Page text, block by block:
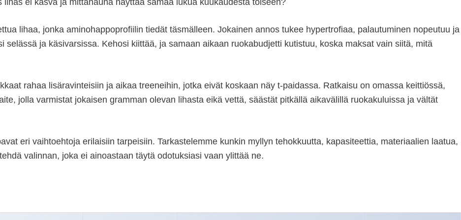
ei kasva ja mittanauha näyttää samaa lukua kuukaudesta toiseen?
lihaa, jonka aminohappoprofiilin tiedät täsmälleen. Jokainen annos tukee hypertrofiaa, palautuminen nopeutuu ja
selässä ja käsivarsissa. Kehosi kiittää, ja samaan aikaan ruokabudjetti kutistuu, koska maksat vain siitä, mitä
rahaa lisäravinteisiin ja aikaa treeneihin, jotka eivät koskaan näy t-paidassa. Ratkaisu on omassa keittiössä,
jolla varmistat jokaisen gramman olevan lihasta eikä vettä, säästät pitkällä aikavälillä ruokakuluissa ja vältät
eri vaihtoehtoja erilaisiin tarpeisiin. Tarkastelemme kunkin myllyn tehokkuutta, kapasiteettia, materiaalien laatua,
valinnan, joka ei ainoastaan täytä odotuksiasi vaan ylittää ne.